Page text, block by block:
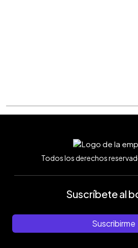
Todos los derechos
Suscríbete al
Suscribirme